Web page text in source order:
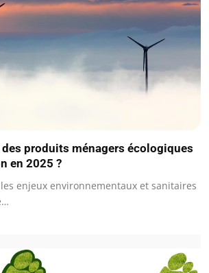
produits ménagers écologiques
en 2025 ?
enjeux environnementaux et sanitaires